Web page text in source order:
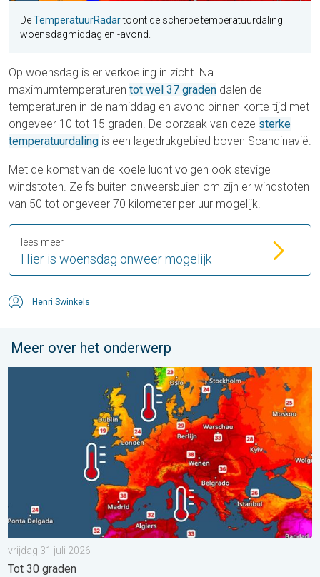
DeTemperatuurRadartoont de scherpe temperatuurdaling
woensdagmiddag en -avond.
Op woensdag is er verkoeling in zicht. Na
maximumtemperaturen tot wel 37 graden dalen de
temperaturen in de namiddag en avond binnen korte tijd met
ongeveer 10 tot 15 graden. De oorzaak van deze sterke
temperatuurdaling is een lagedrukgebied boven Scandinavië.
Met de komst van de koele lucht volgen ook stevige
windstoten. Zelfs buiten onweersbuien om zijn er windstoten
van 50 tot ongeveer 70 kilometer per uur mogelijk.
Hier is woensdag onweer mogelijk
lees meer
Henri Swinkels
Meer over het onderwerp
Europese zeeën zijn ongewoon warm. Tot 30 graden. . .
vrijdag 31 juli 2026
Tot 30 graden